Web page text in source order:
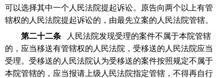
可以选择其中一个人民法院提起诉讼。原告向两个以上有管
辖权的人民法院提起诉讼的，由最先立案的人民法院管辖。
第二十二条
人民法院发现受理的案件不属于本院管辖
的，应当移送有管辖权的人民法院，受移送的人民法院应当
受理。受移送的人民法院认为受移送的案件按照规定不属于
本院管辖的，应当报请上级人民法院指定管辖，不得再自行